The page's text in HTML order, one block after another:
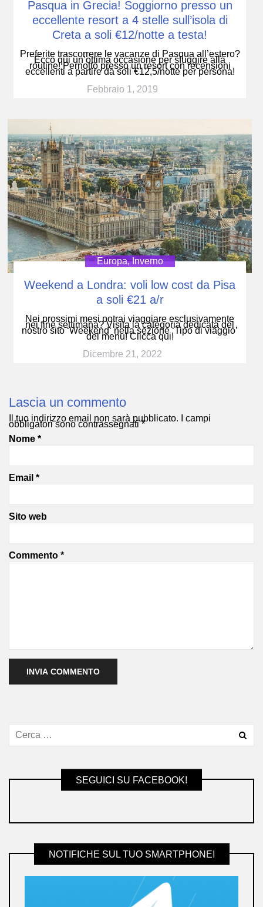
Pasqua in Grecia! Soggiorno presso un
eccellente resort a 4 stelle sull’isola di
Creta a soli €12/notte a testa!
Preferite trascorrere le vacanze di Pasqua all’estero?
Ecco qui un’ottima occasione per sfuggire alla
routine! Pernotto presso un resort con recensioni
eccellenti a partire da soli €12,5/notte per persona!
Febbraio 1, 2019
Europa,Inverno
Weekend a Londra: voli low cost da Pisa
a soli €21 a/r
Nei prossimi mesi potrai viaggiare esclusivamente
nei fine settimana? Visita la categoria dedicata del
nostro sito ‘Weekend‘ nella sezione ‘Tipo di viaggio’
del menu! Clicca qui!
Dicembre 21, 2022
Lascia un commento
Il tuo indirizzo email non sarà pubblicato. I campi
obbligatori sono contrassegnati*
Nome *
Email *
Sito web
Commento *
SEGUICI SU FACEBOOK!
NOTIFICHE SUL TUO SMARTPHONE!